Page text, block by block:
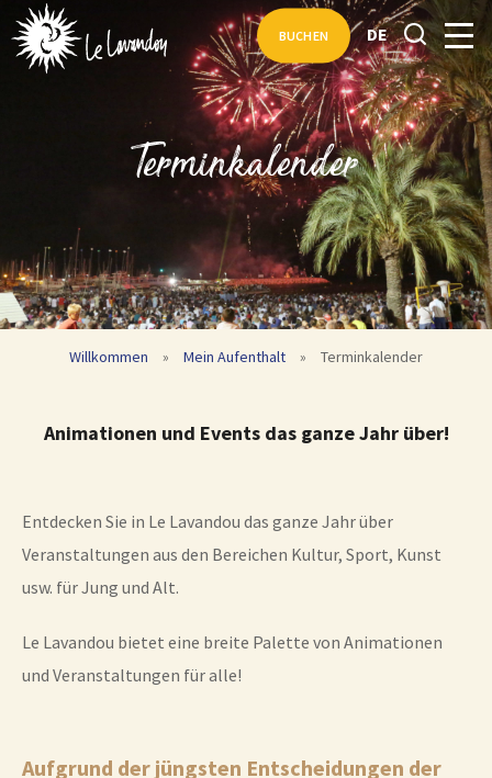
BUCHEN DE
Terminkalender
Willkommen » Mein Aufenthalt » Terminkalender
Animationen und Events das ganze Jahr über!
Entdecken Sie in Le Lavandou das ganze Jahr über
Veranstaltungen aus den Bereichen Kultur, Sport, Kunst
usw. für Jung und Alt.
Le Lavandou bietet eine breite Palette von Animationen
und Veranstaltungen für alle!
Aufgrund der jüngsten Entscheidungen der